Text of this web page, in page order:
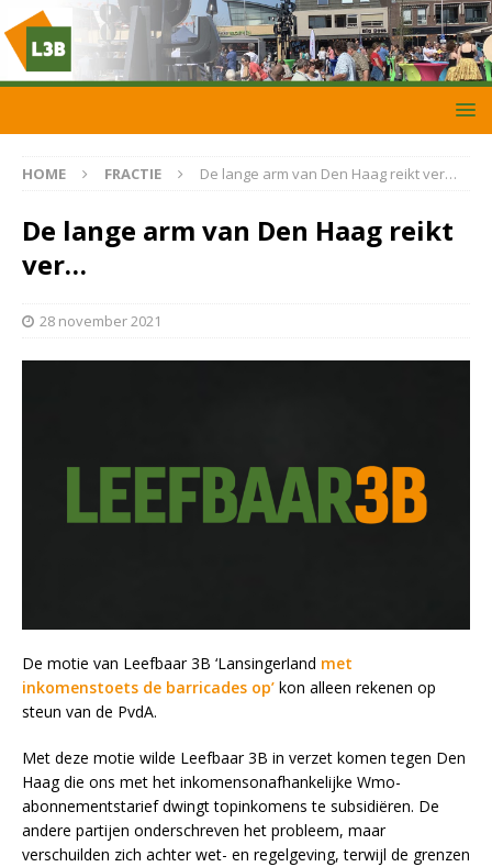
HOME FRACTIE De lange arm van Den Haag reikt ver…
De lange arm van Den Haag reikt
ver…
28 november 2021
De motie van Leefbaar 3B ‘Lansingerland met
inkomenstoets de barricades op’ kon alleen rekenen op
steun van de PvdA.
Met deze motie wilde Leefbaar 3B in verzet komen tegen Den
Haag die ons met het inkomensonafhankelijke Wmo-
abonnementstarief dwingt topinkomens te subsidiëren. De
andere partijen onderschreven het probleem, maar
verschuilden zich achter wet- en regelgeving, terwijl de grenzen